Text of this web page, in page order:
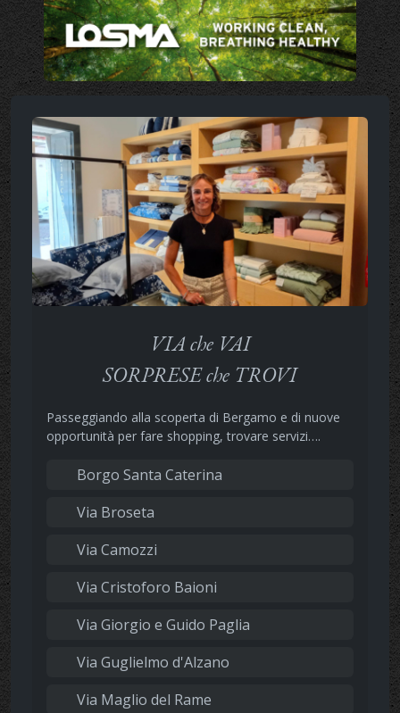
VIA che VAI
SORPRESE che TROVI
Passeggiando alla scoperta di Bergamo e di nuove
opportunità per fare shopping, trovare servizi….
Borgo Santa Caterina
Via Broseta
Via Camozzi
Via Cristoforo Baioni
Via Giorgio e Guido Paglia
Via Guglielmo d'Alzano
Via Maglio del Rame